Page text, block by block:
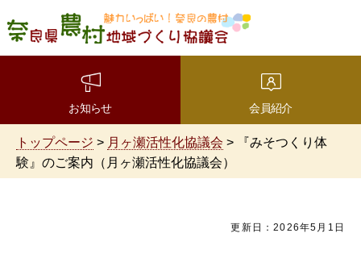
魅力いっぱい！奈良の農
村 奈良県農村地域づくり
お知らせ 会員紹介
トップページ > 月ヶ瀬活性化協議会 > 『みそつくり体
験』のご案内（月ヶ瀬活性化協議会）
更新日：2026年5月1日